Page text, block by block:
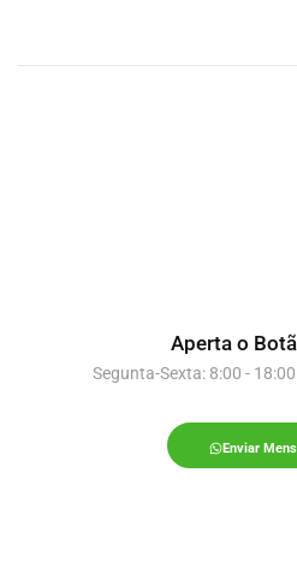
Aperta o
Segunta-Sexta: 8:00 -
Enviar